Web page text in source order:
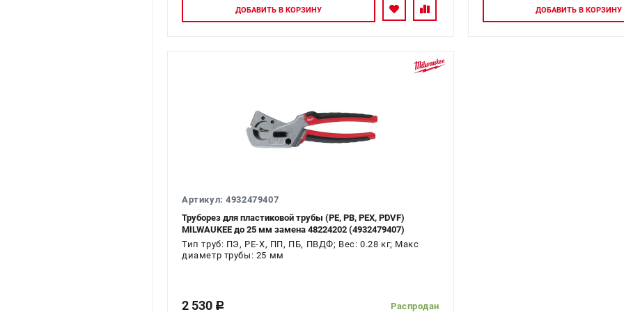
Авторизуйтесь
ДОБАВИТЬВ КОРЗИНУ ДОБАВИТЬ В КОРЗИНУ
Артикул: 4932479407
Труборез для пластиковой трубы (PE, PB, PEX, PDVF)
MILWAUKEE до 25 мм замена 48224202 (4932479407)
Тип труб: ПЭ, PE-X, ПП, ПБ, ПВДФ; Вес: 0.28 кг; Макс
диаметр трубы: 25 мм
2 530 c Распродан